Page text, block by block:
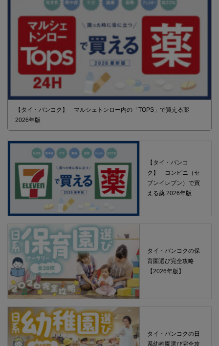
【タイ・バンコク】 マルシェトンロー内の「TOPS」で買える薬
2026年版
【タイ・バンコ
ク】 コンビニ（セ
ブンイレブン）で買
える薬 2026年版
タイ・バンコクの保
育園選び完全攻略
【2026年版】
タイ・バンコクの日
系幼稚園選び完全攻